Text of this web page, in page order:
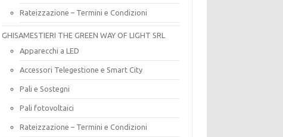
Rateizzazione – Termini e Condizioni
GHISAMESTIERI THE GREEN WAY OF LIGHT SRL
Apparecchi a LED
Accessori Telegestione e Smart City
Pali e Sostegni
Pali fotovoltaici
Rateizzazione – Termini e Condizioni